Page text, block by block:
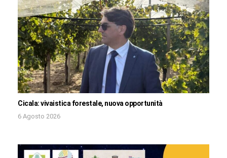
Cicala: vivaistica forestale, nuova opportunità
6 Agosto 2026